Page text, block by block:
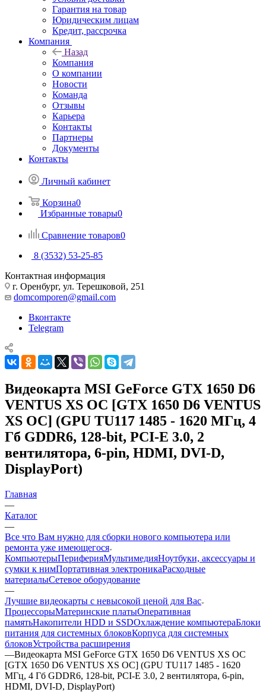
Гарантия на товар
Юридическим лицам
Кредит, рассрочка
Компания
Назад
Компания
О компании
Новости
Команда
Отзывы
Карьера
Контакты
Партнеры
Документы
Контакты
Личный кабинет
Корзина0
Избранные товары0
Сравнение товаров0
8 (3532) 53-25-85
Контактная информация
г. Оренбург, ул. Терешковой, 251
domcomporen@gmail.com
Вконтакте
Telegram
Видеокарта MSI GeForce GTX 1650 D6
VENTUS XS OC [GTX 1650 D6 VENTUS
XS OC] (GPU TU117 1485 - 1620 МГц, 4
Гб GDDR6, 128-bit, PCI-E 3.0, 2
вентилятора, 6-pin, HDMI, DVI-D,
DisplayPort)
Главная
—
Каталог
—
Все что Вам нужно для сборки нового компьютера или
ремонта уже имеющегося
КомпьютерыПериферияМультимедияНоутбуки, аксессуары и
сумки к нимПортативная электроникаРасходные
материалыСетевое оборудование
—
Лучшие видеокарты с невысокой ценой для Вас
ПроцессорыМатеринские платыОперативная
памятьНакопители HDD и SSDОхлаждение компьютераБлоки
питания для системных блоковКорпуса для системных
блоковУстройства расширения
—Видеокарта MSI GeForce GTX 1650 D6 VENTUS XS OC
[GTX 1650 D6 VENTUS XS OC] (GPU TU117 1485 - 1620
МГц, 4 Гб GDDR6, 128-bit, PCI-E 3.0, 2 вентилятора, 6-pin,
HDMI, DVI-D, DisplayPort)